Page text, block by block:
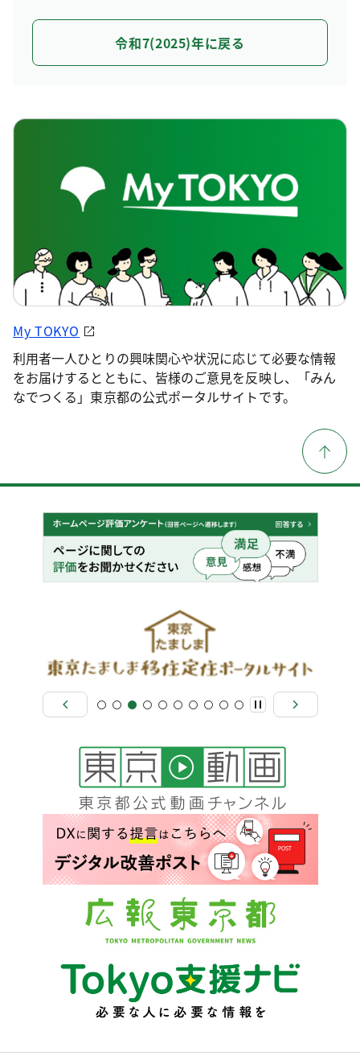
令和7(2025)年に戻る
My TOKYO
利用者一人ひとりの興味関心や状況に応じて必要な情報
をお届けするとともに、皆様のご意見を反映し、「みん
なでつくる」東京都の公式ポータルサイトです。